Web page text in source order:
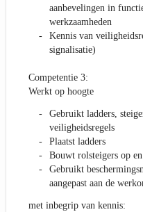
aanbevelingen in
werkzaamheden
Kennis van
signalisatie)
Competentie 3:
Werkt op hoogte
Gebruikt ladders,
veiligheidsregels
Plaatst ladders
Bouwt rolsteigers op
Gebruikt
aangepast aan de
met inbegrip van kennis: